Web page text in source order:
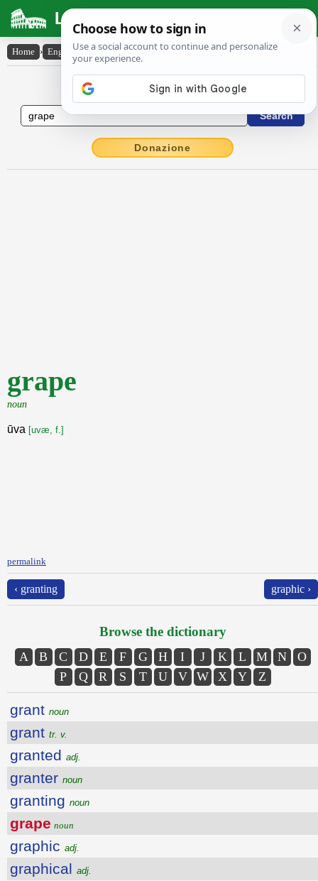
Latin Dictionary
Home › English-Latin › grape
English to Latin Dictionary
Donazione
grape
noun
ūva [uvæ, f.]
permalink
‹ granting graphic ›
Browse the dictionary
A B C D E F G H I J K L M N
O
P
Q R S T U V W X Y Z
grant noun
grant tr. v.
granted adj.
granter noun
granting noun
grape noun
graphic adj.
graphical adj.